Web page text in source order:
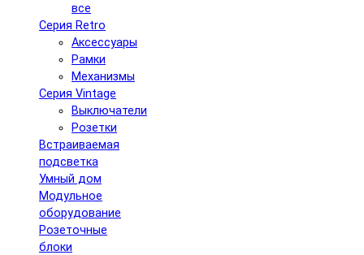
все
Серия Retro
Аксессуары
Рамки
Механизмы
Серия Vintage
Выключатели
Розетки
Встраиваемая
подсветка
Умный дом
Модульное
оборудование
Розеточные
блоки